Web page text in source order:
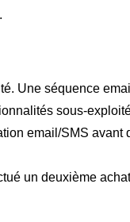
Une séquence
sous-
email/SMS avant
un deuxième